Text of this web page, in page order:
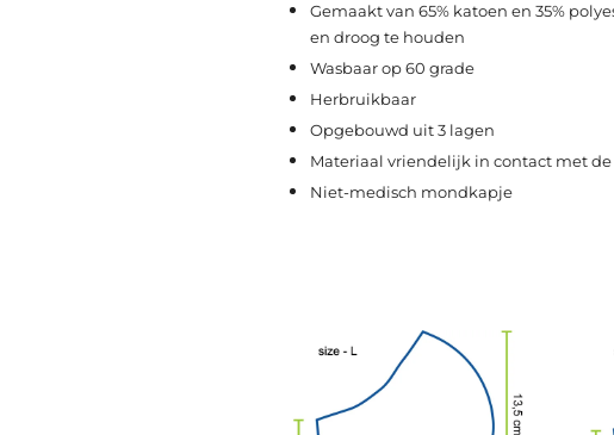
Gemaakt van 65% katoen en 35%
en droog te houden
Wasbaar op 60 grade
Herbruikbaar
Opgebouwd uit 3 lagen
Materiaal vriendelijk in contact met
Niet-medisch mondkapje